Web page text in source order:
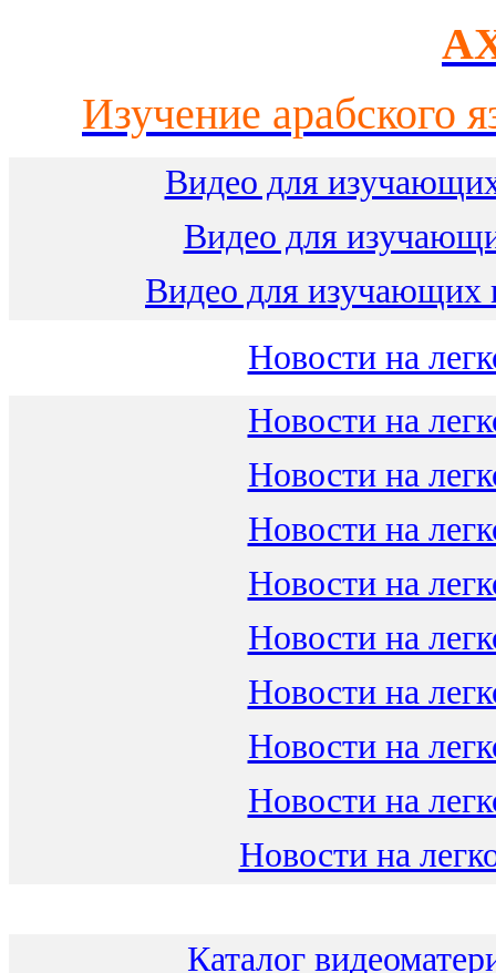
Изучение арабского
Видео для
Видео для
Видео для изучающих
Новости на
Новости на
Новости на
Новости на
Новости на
Новости на
Новости на
Новости на
Новости на
Новости на
Каталог